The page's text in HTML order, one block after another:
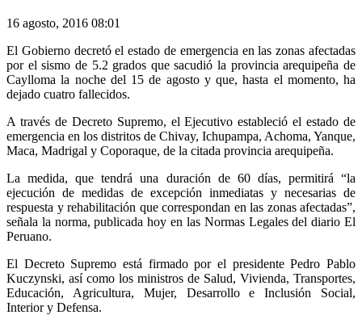
16 agosto, 2016 08:01
El Gobierno decretó el estado de emergencia en las zonas afectadas
por el sismo de 5.2 grados que sacudió la provincia arequipeña de
Caylloma la noche del 15 de agosto y que, hasta el momento, ha
dejado cuatro fallecidos.
A través de Decreto Supremo, el Ejecutivo estableció el estado de
emergencia en los distritos de Chivay, Ichupampa, Achoma, Yanque,
Maca, Madrigal y Coporaque, de la citada provincia arequipeña.
La medida, que tendrá una duración de 60 días, permitirá “la
ejecución de medidas de excepción inmediatas y necesarias de
respuesta y rehabilitación que correspondan en las zonas afectadas”,
señala la norma, publicada hoy en las Normas Legales del diario El
Peruano.
El Decreto Supremo está firmado por el presidente Pedro Pablo
Kuczynski, así como los ministros de Salud, Vivienda, Transportes,
Educación, Agricultura, Mujer, Desarrollo e Inclusión Social,
Interior y Defensa.